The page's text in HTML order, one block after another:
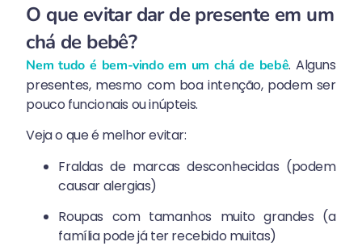
O que evitar dar de presente em um
chá de bebê?
Nem tudo é bem-vindo em um chá de bebê. Alguns
presentes, mesmo com boa intenção, podem ser
pouco funcionais ou inúpteis.
Veja o que é melhor evitar:
Fraldas de marcas desconhecidas (podem
causar alergias)
Roupas com tamanhos muito grandes (a
família pode já ter recebido muitas)